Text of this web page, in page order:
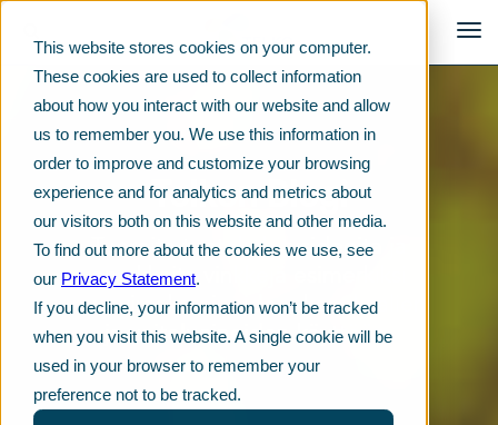
This website stores cookies on your computer.
These cookies are used to collect information
about how you interact with our website and allow
us to remember you. We use this information in
order to improve and customize your browsing
experience and for analytics and metrics about
our visitors both on this website and other media.
To find out more about the cookies we use, see
our Privacy Statement.
If you decline, your information won’t be tracked
when you visit this website. A single cookie will be
used in your browser to remember your
preference not to be tracked.
Telkon Blogi
Tuoreita tuotekehitysideoita ja
arvokkaita vinkkejä esimerkiksi
muoviraaka-aineiden, kemikaalien
ja voiteluaineiden käyttöön.